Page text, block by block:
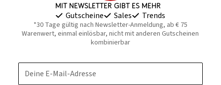
Mit Newsletter gibt es mehr
Gutscheine Sales Trends
*30 Tage gültig nach Newsletter-Anmeldung, ab € 75
Warenwert, einmal einlösbar, nicht mit anderen Gutscheinen
kombinierbar
Deine E-Mail-Adresse